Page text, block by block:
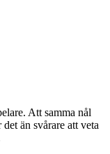
Att samma nål
än svårare att veta